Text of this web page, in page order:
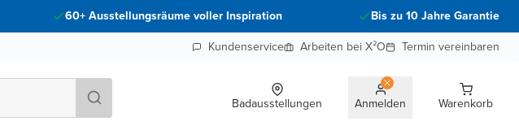
60+ Ausstellungsräume voller Inspiration
Bis zu 10 Jahre Garantie
Kundenservice
Arbeiten bei X²O Termin vereinbaren
Badausstellungen Anmelden Warenkorb